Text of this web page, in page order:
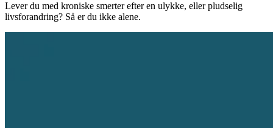
Lever du med kroniske smerter efter en ulykke, eller pludselig
livsforandring? Så er du ikke alene.